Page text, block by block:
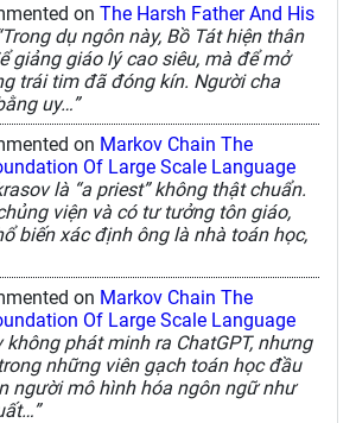
on The Harsh Father And His
dụ ngôn này, Bồ Tát hiện thân
giảng giáo lý cao siêu, mà để mở
trái tim đã đóng kín. Người cha
uy…”
on Markov Chain The
Of Large Scale Language
là “a priest” không thật chuẩn.
viện và có tư tưởng tôn giáo,
biến xác định ông là nhà toán học,
on Markov Chain The
Of Large Scale Language
không phát minh ra ChatGPT, nhưng
những viên gạch toán học đầu
người mô hình hóa ngôn ngữ như